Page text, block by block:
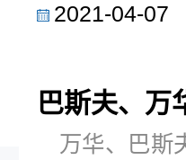
2021-04-07
巴斯夫、万
万华、巴斯